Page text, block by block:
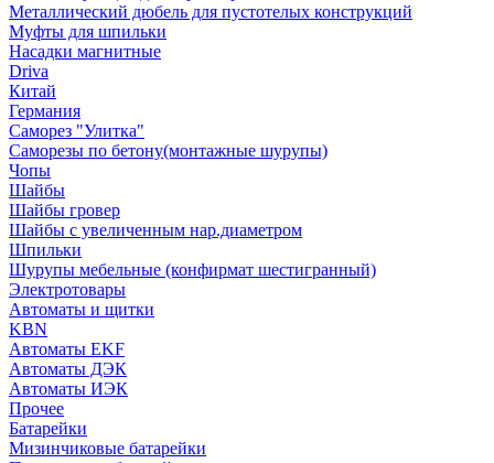
Металлический дюбель для пустотелых конструкций
Муфты для шпильки
Насадки магнитные
Driva
Китай
Германия
Саморез "Улитка"
Саморезы по бетону(монтажные шурупы)
Чопы
Шайбы
Шайбы гровер
Шайбы с увеличенным нар.диаметром
Шпильки
Шурупы мебельные (конфирмат шестигранный)
Электротовары
Автоматы и щитки
KBN
Автоматы EKF
Автоматы ДЭК
Автоматы ИЭК
Прочее
Батарейки
Мизинчиковые батарейки